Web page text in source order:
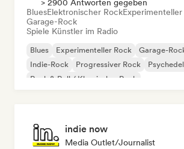
> 2900 Antworten gegeben
BluesElektronischer Rock
Garage-Rock
Spiele Künstler im Radio
Blues Experimenteller Rock Garage-
Indie-Rock
Progressiver Rock
Rock & Roll / Klassischer Rock
indie now
Media Outlet/Journalist